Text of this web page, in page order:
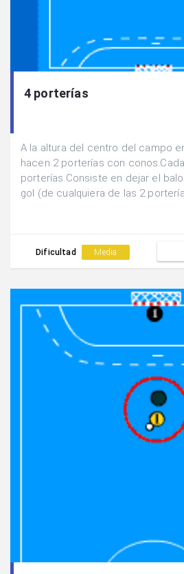
4 porterías
A la altura del centro del campo
hacen 2 porterías con
porterías.Consiste en dejar el
gol (de cualquiera de las 2
Dificultad Media